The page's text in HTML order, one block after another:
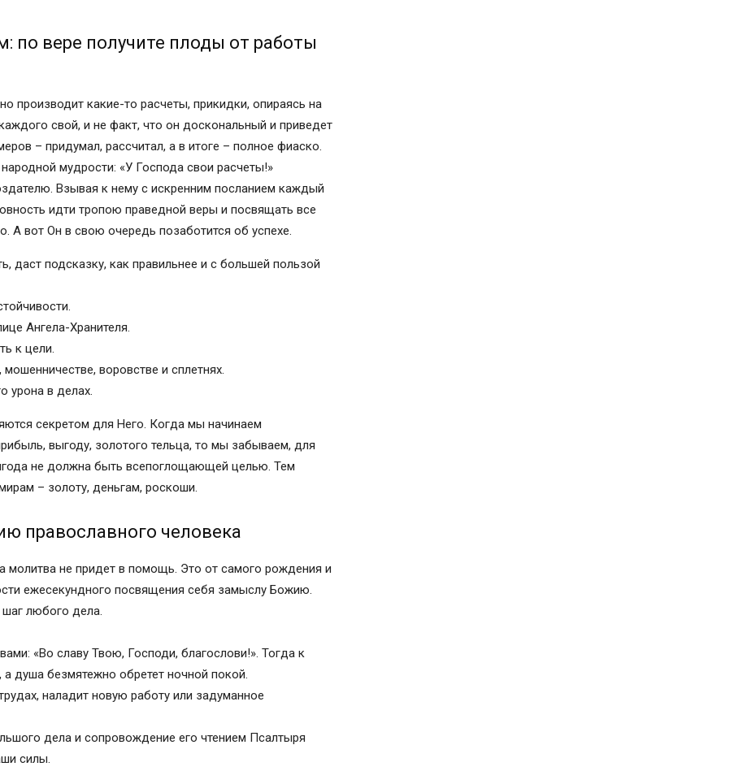
всякого дела
православные традиции.
о помощи и удачи
всякого дела, о помощи и удачи ”
всякого важного дела
человека
и удачном начинании
по вере получите плоды от работы
производит какие-то расчеты, прикидки, опираясь на
свой, и не факт, что он доскональный и приведет
– придумал, рассчитал, а в итоге – полное фиаско.
мудрости: «У Господа свои расчеты!»
Взывая к нему с искренним посланием каждый
идти тропою праведной веры и посвящать все
А вот Он в свою очередь позаботится об успехе.
даст подсказку, как правильнее и с большей пользой
Ангела-Хранителя.
к цели.
воровстве и сплетнях.
урона в делах.
секретом для Него. Когда мы начинаем
выгоду, золотого тельца, то мы забываем, для
не должна быть всепоглощающей целью. Тем
– золоту, деньгам, роскоши.
православного человека
молитва не придет в помощь. Это от самого рождения и
ежесекундного посвящения себя замыслу Божию.
любого дела.
«Во славу Твою, Господи, благослови!». Тогда к
душа безмятежно обретет ночной покой.
наладит новую работу или задуманное
дела и сопровождение его чтением Псалтыря
силы.